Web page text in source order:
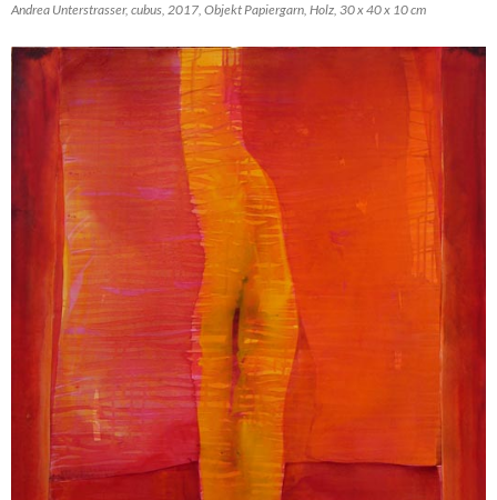
Andrea Unterstrasser, cubus, 2017, Objekt Papiergarn, Holz, 30 x 40 x 10 cm